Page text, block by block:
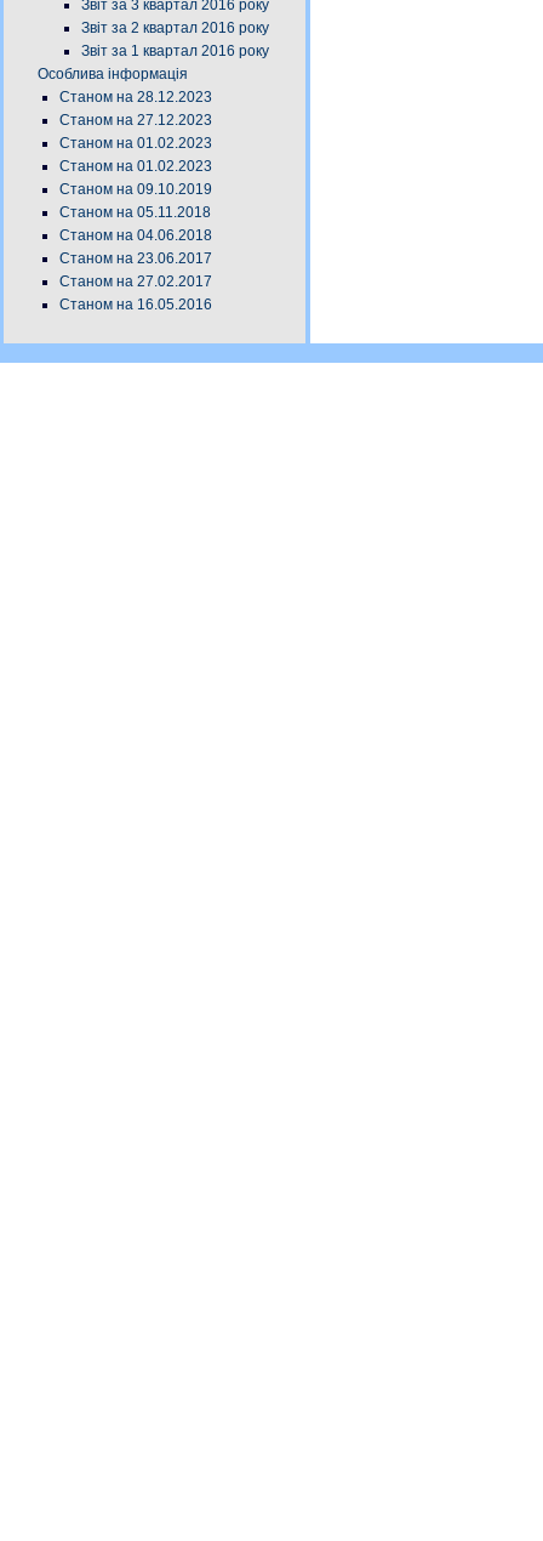
Звіт за 3 квартал 2016 року
Звіт за 2 квартал 2016 року
Звіт за 1 квартал 2016 року
Особлива інформація
Станом на 28.12.2023
Станом на 27.12.2023
Станом на 01.02.2023
Станом на 01.02.2023
Станом на 09.10.2019
Станом на 05.11.2018
Станом на 04.06.2018
Станом на 23.06.2017
Станом на 27.02.2017
Станом на 16.05.2016